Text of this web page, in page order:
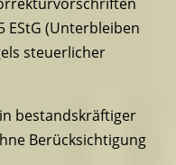
EStG (Unterbleiben
steuerlicher
bestandskräftiger
Berücksichtigung